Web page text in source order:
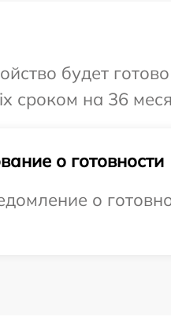
будет
сроком на 36
о готовности
о